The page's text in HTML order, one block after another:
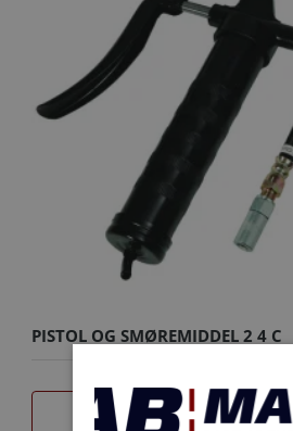
PISTOL OG SMØREMIDDEL 2 4 C
SAMMENLIGN